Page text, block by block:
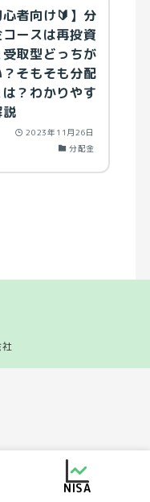
心者向け🔰】分
ースは再投資
取型どっちが
？そもそも分配
？わかりやす
説
2023年11月26日
分配金
NISA